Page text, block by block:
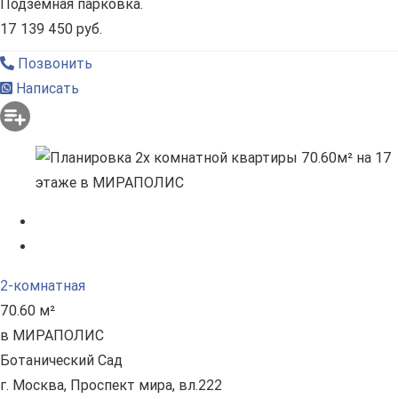
Подземная парковка.
17 139 450 руб.
Позвонить
Написать
2-комнатная
70.60 м²
в МИРАПОЛИС
Ботанический Сад
г. Москва, Проспект мира, вл.222